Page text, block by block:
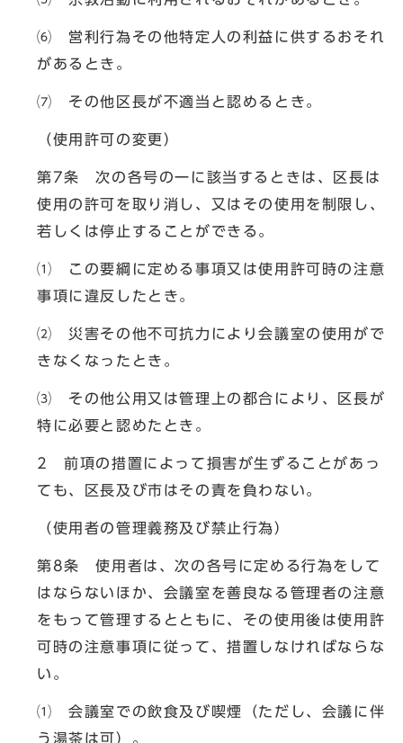
⑹ 営利行為その他特定人の利益に供するおそれ
があるとき。
⑺ その他区長が不適当と認めるとき。
（使用許可の変更）
第7条 次の各号の一に該当するときは、区長は
使用の許可を取り消し、又はその使用を制限し、
若しくは停止することができる。
⑴ この要綱に定める事項又は使用許可時の注意
事項に違反したとき。
⑵ 災害その他不可抗力により会議室の使用がで
きなくなったとき。
⑶ その他公用又は管理上の都合により、区長が
特に必要と認めたとき。
2 前項の措置によって損害が生ずることがあっ
ても、区長及び市はその責を負わない。
（使用者の管理義務及び禁止行為）
第8条 使用者は、次の各号に定める行為をして
はならないほか、会議室を善良なる管理者の注意
をもって管理するとともに、その使用後は使用許
可時の注意事項に従って、措置しなければならな
い。
⑴ 会議室での飲食及び喫煙（ただし、会議に伴
う湯茶は可）。